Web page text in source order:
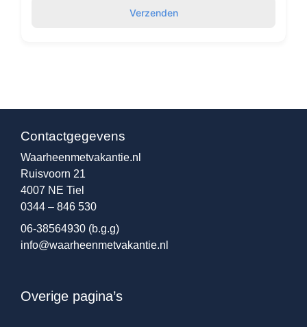
Verzenden
Contactgegevens
Waarheenmetvakantie.nl
Ruisvoorn 21
4007 NE Tiel
0344 – 846 530
06-38564930 (b.g.g)
info@waarheenmetvakantie.nl
Overige pagina’s